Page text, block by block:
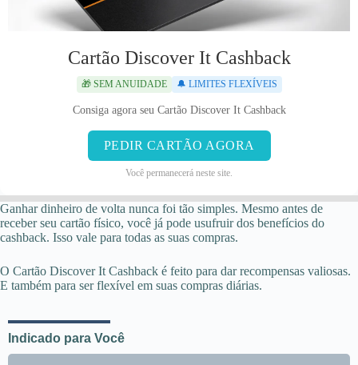
Cartão Discover It Cashback
🎁 SEM ANUIDADE 🔔 LIMITES FLEXÍVEIS
Consiga agora seu Cartão Discover It Cashback
PEDIR CARTÃO AGORA
Você permanecerá neste site.
Ganhar dinheiro de volta nunca foi tão simples. Mesmo antes de
receber seu cartão físico, você já pode usufruir dos benefícios do
cashback. Isso vale para todas as suas compras.
O Cartão Discover It Cashback é feito para dar recompensas valiosas.
E também para ser flexível em suas compras diárias.
Indicado para Você